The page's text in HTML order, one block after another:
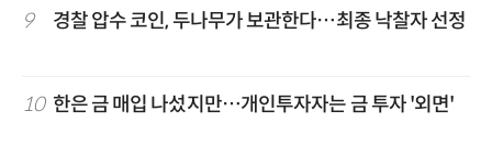
9 경찰 압수 코인, 두나무가 보관한다…최종 낙찰자 선정
10 한은 금 매입 나섰지만…개인투자자는 금 투자 '외면'